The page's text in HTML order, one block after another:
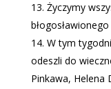
Życzymy
W tym
odeszli do
Pinkawa, Helena